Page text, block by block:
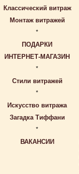
Классический витраж
Монтаж витражей
*
ПОДАРКИ
ИНТЕРНЕТ-МАГАЗИН
*
Стили витражей
*
Искусство витража
Загадка Тиффани
*
ВАКАНСИИ